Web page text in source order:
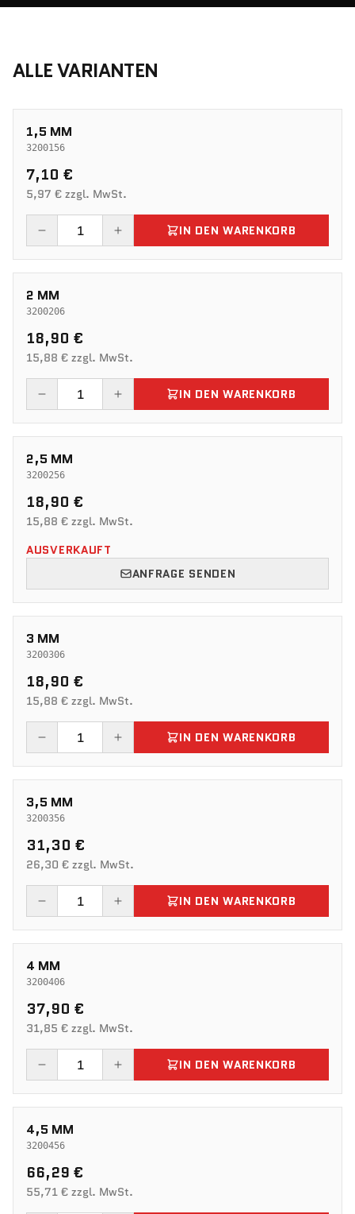
ALLE VARIANTEN
1,5 MM
3200156
7,10 €
5,97 € zzgl. MwSt.
IN DEN WARENKORB
2 MM
3200206
18,90 €
15,88 € zzgl. MwSt.
IN DEN WARENKORB
2,5 MM
3200256
18,90 €
15,88 € zzgl. MwSt.
AUSVERKAUFT
ANFRAGE SENDEN
3 MM
3200306
18,90 €
15,88 € zzgl. MwSt.
IN DEN WARENKORB
3,5 MM
3200356
31,30 €
26,30 € zzgl. MwSt.
IN DEN WARENKORB
4 MM
3200406
37,90 €
31,85 € zzgl. MwSt.
IN DEN WARENKORB
4,5 MM
3200456
66,29 €
55,71 € zzgl. MwSt.